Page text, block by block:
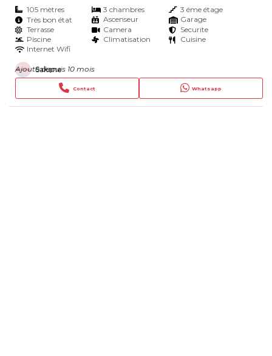
105 mètres 3 chambres
3 éme étage
Très bon état
Ascenseur
Garage
Terrasse
Camera
Securite
Piscine
Climatisation
Cuisine
Internet Wifi
Sakane
Contact Whatsapp
Ajouté depuis 10 mois